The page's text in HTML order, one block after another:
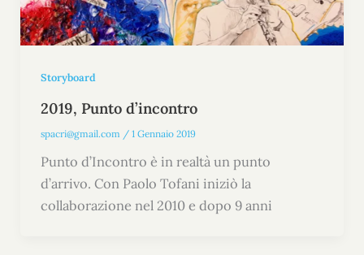
Storyboard
2019, Punto d’incontro
spacri@gmail.com / 1 Gennaio 2019
Punto d’Incontro è in realtà un punto
d’arrivo. Con Paolo Tofani iniziò la
collaborazione nel 2010 e dopo 9 anni